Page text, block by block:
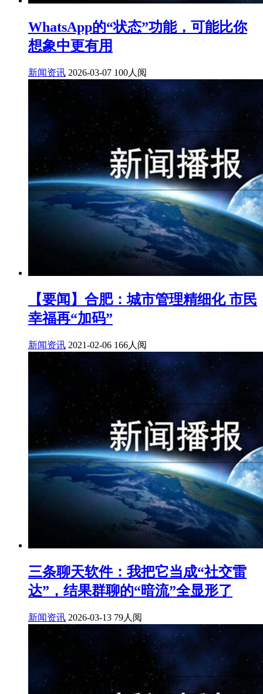
WhatsApp的“状态”功能，可能比你
想象中更有用
新闻资讯 2026-03-07 100人阅
【要闻】合肥：城市管理精细化 市民
幸福再“加码”
新闻资讯 2021-02-06 166人阅
三条聊天软件：我把它当成“社交雷
达”，结果群聊的“暗流”全显形了
新闻资讯 2026-03-13 79人阅